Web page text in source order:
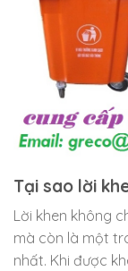
Tại sao lời
Lời khen không
mà còn là một
nhất. Khi được